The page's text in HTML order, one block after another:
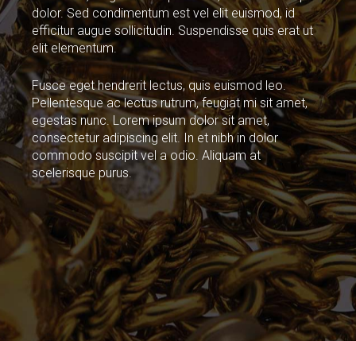
dolor. Sed condimentum est vel elit euismod, id
efficitur augue sollicitudin. Suspendisse quis erat ut
elit elementum.
Fusce eget hendrerit lectus, quis euismod leo.
Pellentesque ac lectus rutrum, feugiat mi sit amet,
egestas nunc. Lorem ipsum dolor sit amet,
consectetur adipiscing elit. In et nibh in dolor
commodo suscipit vel a odio. Aliquam at
scelerisque purus.